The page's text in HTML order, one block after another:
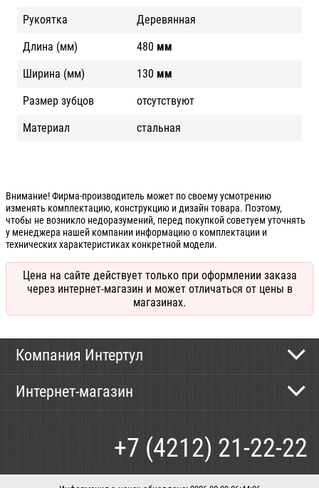
Рукоятка
Деревянная
Длина (мм)
480 мм
Ширина (мм)
130 мм
Размер зубцов
отсутствуют
Материал
стальная
Внимание! Фирма-производитель может по своему усмотрению
изменять комплектацию, конструкцию и дизайн товара. Поэтому,
чтобы не возникло недоразумений, перед покупкой советуем уточнять
у менеджера нашей компании информацию о комплектации и
технических характеристиках конкретной модели.
Цена на сайте действует только при оформлении заказа
через интернет-магазин и может отличаться от цены в
магазинах.
Компания Интертул
Новости
Интернет-магазин
+7 (4212) 21-22-22